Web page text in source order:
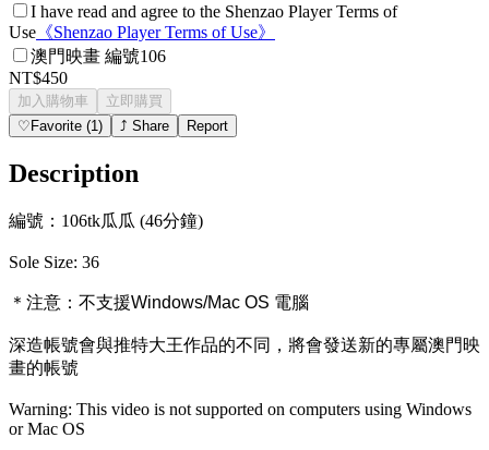
I have read and agree to the Shenzao Player Terms of
Use 《Shenzao Player Terms of Use》
澳門映畫 編號106
NT$450
加入購物車
立即購買
♡ Favorite (1 ) ⤴ Share Report
Description
編號：106tk瓜瓜 (46分鐘)
Sole Size: 36
＊注意： 不支援Windows/Mac OS 電腦
深造帳號會與推特大王作品的不同，將會發送新的專屬澳門映
畫的帳號
Warning: This video is not supported on computers using Windows
or Mac OS